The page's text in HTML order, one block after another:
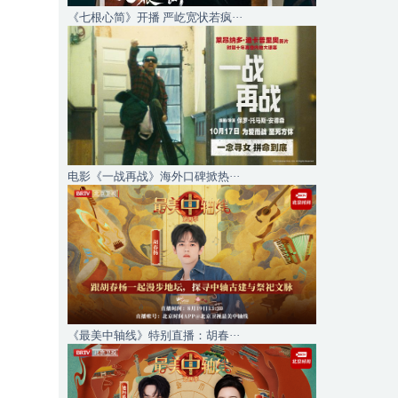
《七根心简》开播 严屹宽状若疯···
电影《一战再战》海外口碑掀热···
《最美中轴线》特别直播：胡春···